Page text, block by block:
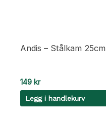
Andis – Stålkam 25cm
149 kr
Legg i handlekurv